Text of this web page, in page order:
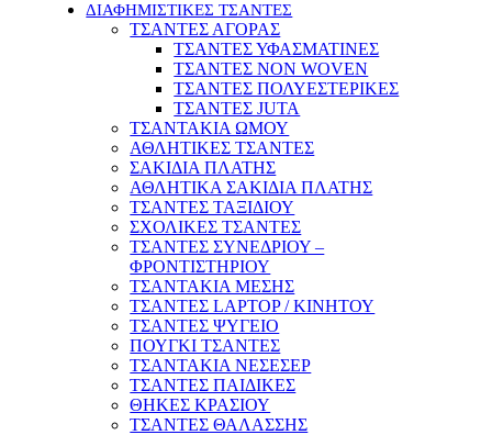
ΔΙΑΦΗΜΙΣΤΙΚΕΣ ΤΣΑΝΤΕΣ
ΤΣΑΝΤΕΣ ΑΓΟΡΑΣ
ΤΣΑΝΤΕΣ ΥΦΑΣΜΑΤΙΝΕΣ
ΤΣΑΝΤΕΣ NON WOVEN
ΤΣΑΝΤΕΣ ΠΟΛΥΕΣΤΕΡΙΚΕΣ
ΤΣΑΝΤΕΣ JUTA
ΤΣΑΝΤΑΚΙΑ ΩΜΟΥ
ΑΘΛΗΤΙΚΕΣ ΤΣΑΝΤΕΣ
ΣΑΚΙΔΙΑ ΠΛΑΤΗΣ
ΑΘΛΗΤΙΚΑ ΣΑΚΙΔΙΑ ΠΛΑΤΗΣ
ΤΣΑΝΤΕΣ ΤΑΞΙΔΙΟΥ
ΣΧΟΛΙΚΕΣ ΤΣΑΝΤΕΣ
ΤΣΑΝΤΕΣ ΣΥΝΕΔΡΙΟΥ –
ΦΡΟΝΤΙΣΤΗΡΙΟΥ
ΤΣΑΝΤΑΚΙΑ ΜΕΣΗΣ
ΤΣΑΝΤΕΣ LAPTOP / ΚΙΝΗΤΟΥ
ΤΣΑΝΤΕΣ ΨΥΓΕΙΟ
ΠΟΥΓΚΙ ΤΣΑΝΤΕΣ
ΤΣΑΝΤΑΚΙΑ ΝΕΣΕΣΕΡ
ΤΣΑΝΤΕΣ ΠΑΙΔΙΚΕΣ
ΘΗΚΕΣ ΚΡΑΣΙΟΥ
ΤΣΑΝΤΕΣ ΘΑΛΑΣΣΗΣ